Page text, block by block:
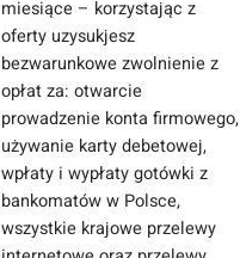
miesiące – korzystając z
oferty uzysukjesz
bezwarunkowe zwolnienie z
opłat za: otwarcie
prowadzenie konta firmowego,
używanie karty debetowej,
wpłaty i wypłaty gotówki z
bankomatów w Polsce,
wszystkie krajowe przelewy